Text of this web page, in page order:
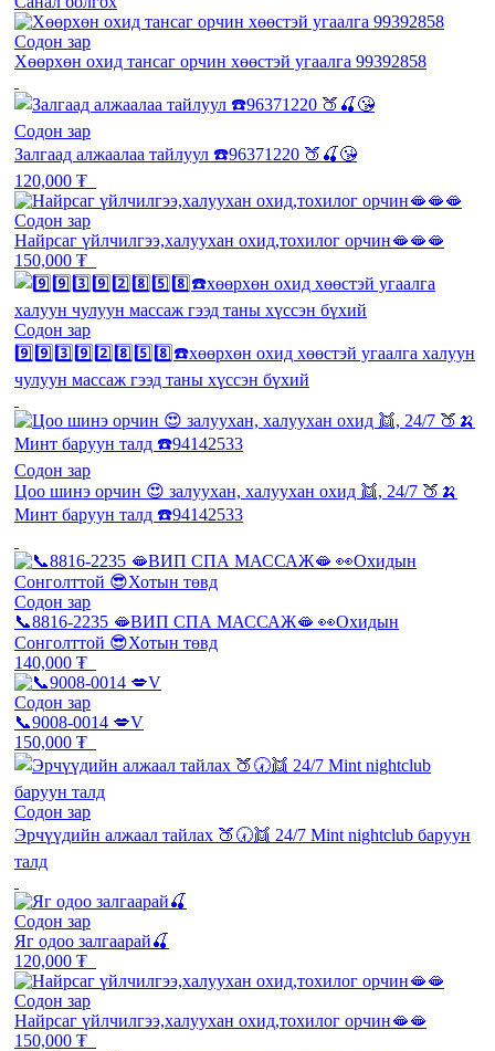
Содон зар
Хөөрхөн охид тансаг орчин хөөстэй угаалга 99392858
Содон зар
Залгаад алжаалаа тайлуул ☎️96371220 🍑🍒😘
120,000 ₮
Содон зар
Найрсаг үйлчилгээ,халуухан охид,тохилог орчин🫦🫦🫦
150,000 ₮
Содон зар
9️⃣9️⃣3️⃣9️⃣2️⃣8️⃣5️⃣8️⃣☎️хөөрхөн охид хөөстэй угаалга халуун
чулуун массаж гээд таны хүссэн бүхий
Содон зар
Цоо шинэ орчин 😍 залуухан, халуухан охид 👯, 24/7 🍑🍌
Минт баруун талд ☎️94142533
Содон зар
📞8816-2235 🫦ВИП СПА МАССАЖ🫦 👀Охидын
Сонголттой 😎Хотын төвд
140,000 ₮
Содон зар
📞9008-0014 💋V
150,000 ₮
Содон зар
Эрчүүдийн алжаал тайлах 🍑🕢👯 24/7 Mint nightclub баруун
талд
Содон зар
Яг одоо залгаарай🍒
120,000 ₮
Содон зар
Найрсаг үйлчилгээ,халуухан охид,тохилог орчин🫦🫦
150,000 ₮